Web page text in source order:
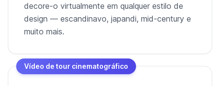
decore-o virtualmente em qualquer estilo de
design — escandinavo, japandi, mid-century e
muito mais.
Vídeo de tour cinematográfico